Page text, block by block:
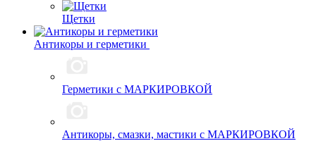
Щетки
Антикоры и герметики
Герметики с МАРКИРОВКОЙ
Антикоры, смазки, мастики с МАРКИРОВКОЙ